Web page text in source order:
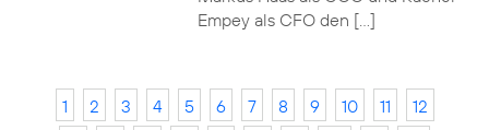
Empey als CFO den […]
1 2 3 4 5 6 7 8 9 10 11
12